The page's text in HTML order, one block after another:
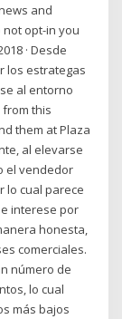
and
not opt-in you
· Desde
los estrategas
al entorno
from this
them at Plaza
al elevarse
el vendedor
lo cual parece
interese por
honesta,
comerciales.
número de
lo cual
más bajos